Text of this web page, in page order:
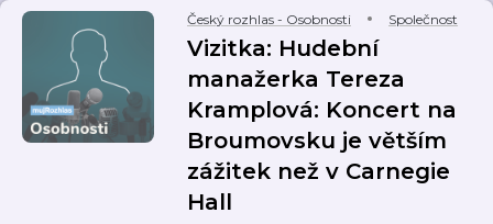
Český rozhlas - Osobnosti Společnost
Vizitka: Hudební
manažerka Tereza
Kramplová: Koncert na
Broumovsku je větším
zážitek než v Carnegie
Hall